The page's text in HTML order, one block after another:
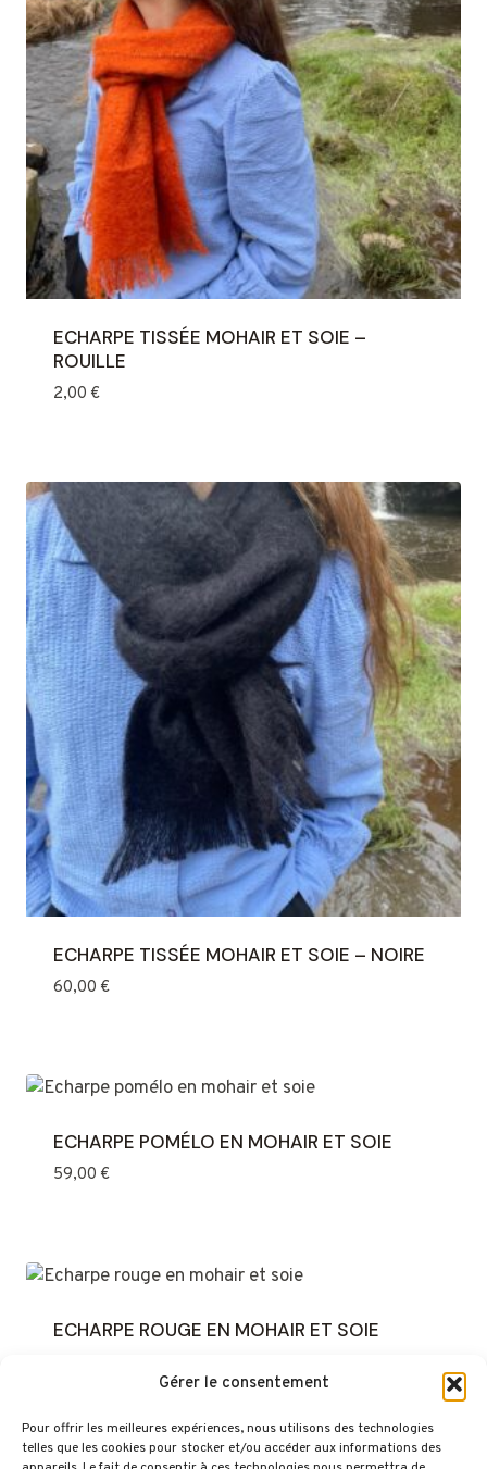
Gérer le consentement
Pour offrir les meilleures expériences, nous utilisons des technologies
telles que les cookies pour stocker et/ou accéder aux informations des
ECHARPE TISSÉE MOHAIR ET SOIE –
ROUILLE
2,00 €
ECHARPE TISSÉE MOHAIR ET SOIE – NOIRE
60,00 €
ECHARPE POMÉLO EN MOHAIR ET SOIE
59,00 €
ECHARPE ROUGE EN MOHAIR ET SOIE